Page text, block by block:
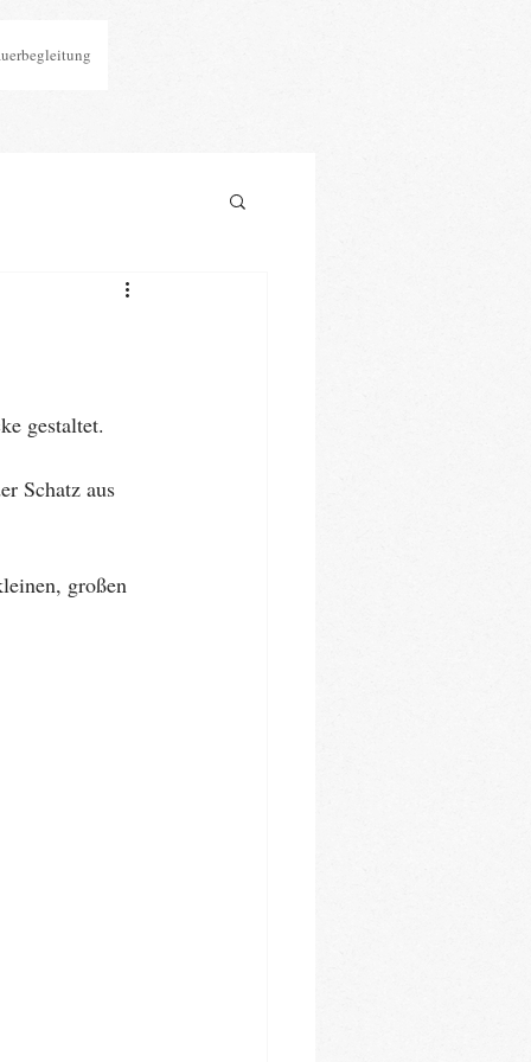
gestaltet.
Schatz aus
großen